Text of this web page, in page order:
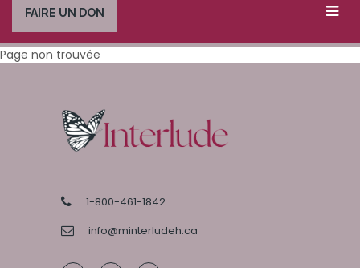
FAIRE UN DON
Page non trouvée
1-800-461-1842
info@minterludeh.ca